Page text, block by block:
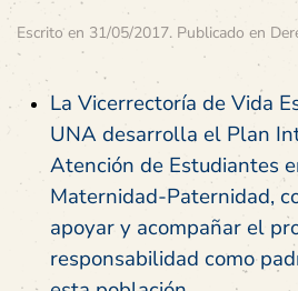
Escrito en 31/05/2017. Publicado en
La Vicerrectoría de Vida
UNA desarrolla el Plan
Atención de Estudiantes
Maternidad-Paternidad,
apoyar y acompañar el
responsabilidad como